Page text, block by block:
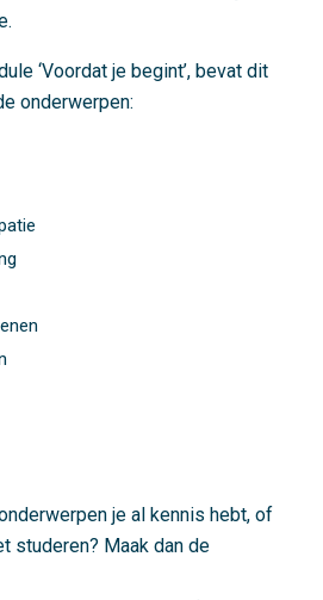
‘Voordat je begint’, bevat dit
onderwerpen:
je al kennis hebt, of
studeren? Maak dan de